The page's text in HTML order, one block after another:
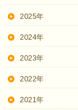
2025年
2024年
2023年
2022年
2021年